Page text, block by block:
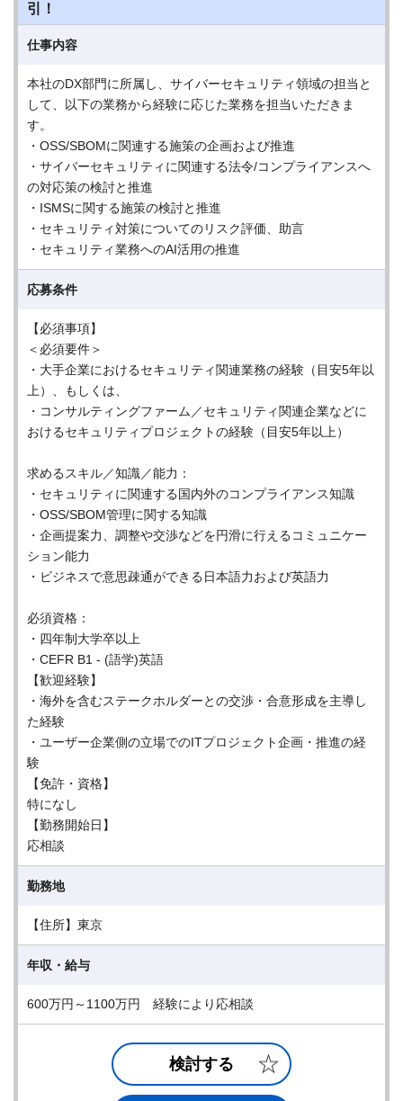
引！
仕事内容
本社のDX部門に所属し、サイバーセキュリティ領域の担当と
して、以下の業務から経験に応じた業務を担当いただきま
す。
・OSS/SBOMに関連する施策の企画および推進
・サイバーセキュリティに関連する法令/コンプライアンスへ
の対応策の検討と推進
・ISMSに関する施策の検討と推進
・セキュリティ対策についてのリスク評価、助言
・セキュリティ業務へのAI活用の推進
応募条件
【必須事項】
＜必須要件＞
・大手企業におけるセキュリティ関連業務の経験（目安5年以
上）、もしくは、
・コンサルティングファーム／セキュリティ関連企業などに
おけるセキュリティプロジェクトの経験（目安5年以上）
求めるスキル／知識／能力：
・セキュリティに関連する国内外のコンプライアンス知識
・OSS/SBOM管理に関する知識
・企画提案力、調整や交渉などを円滑に行えるコミュニケー
ション能力
・ビジネスで意思疎通ができる日本語力および英語力
必須資格：
・四年制大学卒以上
・CEFR B1 - (語学)英語
【歓迎経験】
・海外を含むステークホルダーとの交渉・合意形成を主導し
た経験
・ユーザー企業側の立場でのITプロジェクト企画・推進の経
験
【免許・資格】
特になし
【勤務開始日】
応相談
勤務地
【住所】東京
年収・給与
600万円～1100万円 経験により応相談
検討する